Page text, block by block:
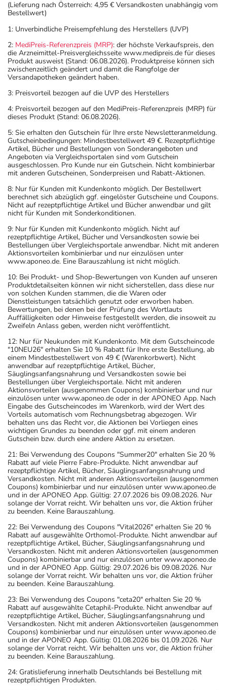
gewissenhafte Dosierung. Im Zweifelsfalle fragen Sie
Ihren Arzt oder Apotheker nach etwaigen Auswirkungen
oder Vorsichtsmaßnahmen.
Eine vom Arzt verordnete Dosierung kann von den
Angaben der Packungsbeilage abweichen. Da der Arzt sie
individuell abstimmt, sollten Sie das Arzneimittel daher
nach seinen Anweisungen anwenden.
Aufbewahrung
Wichtige Hinweise
Was sollten Sie beachten?
- Vorsicht: Das Reaktionsvermögen kann auch bei
bestimmungsgemäßem Gebrauch beeinträchtigt sein.
Achten Sie vor allem darauf, wenn Sie am Straßenverkehr
teilnehmen oder Maschinen (auch im Haushalt) bedienen,
mit denen Sie sich verletzen können.
- Durch plötzliches Absetzen können Probleme oder
Beschwerden auftreten. Deshalb sollte die Behandlung
langsam, das heißt mit einem schrittweisen
Ausschleichen der Dosis, beendet werden. Lassen Sie
sich dazu am besten von Ihrem Arzt oder Apotheker
beraten.
- Vorsicht bei Allergie gegen Propylenglykol und ähnliche
Stoffe!
- Vorsicht bei Allergie gegen Polyethylenglykol(PEG)-
- Es kann Arzneimittel geben, mit denen
Wechselwirkungen auftreten. Sie sollten deswegen
generell vor der Behandlung mit einem neuen
Arzneimittel jedes andere, das Sie bereits anwenden,
dem Arzt oder Apotheker angeben. Das gilt auch für
Arzneimittel, die Sie selbst kaufen, nur gelegentlich
anwenden oder deren Anwendung schon einige Zeit
zurückliegt.
Bitte verwenden Sie dieses Arzneimittel nicht mehr nach
dem auf der Packung oder der Umverpackung
angegebenen Verfallsdatum. Das Verfallsdatum bezieht
sich auf den letzten Tag des angegebenen Monats.
(Lieferung nach Österreich: 4,95 € Versandkosten unabhängig vom
Bestellwert)
1: Unverbindliche Preisempfehlung des Herstellers (UVP)
2: MediPreis-Referenzpreis (MRP): der höchste Verkaufspreis, den
die Arzneimittel-Preisvergleichsseite www.medipreis.de für dieses
Produkt ausweist (Stand: 06.08.2026). Produktpreise können sich
zwischenzeitlich geändert und damit die Rangfolge der
Versandapotheken geändert haben.
3: Preisvorteil bezogen auf die UVP des Herstellers
4: Preisvorteil bezogen auf den MediPreis-Referenzpreis (MRP) für
dieses Produkt (Stand: 06.08.2026).
5: Sie erhalten den Gutschein für Ihre erste Newsletteranmeldung.
Gutscheinbedingungen: Mindestbestellwert 49 €. Rezeptpflichtige
Artikel, Bücher und Bestellungen von Sonderangeboten und
Angeboten via Vergleichsportalen sind vom Gutschein
ausgeschlossen. Pro Kunde nur ein Gutschein. Nicht kombinierbar
mit anderen Gutscheinen, Sonderpreisen und Rabatt-Aktionen.
8: Nur für Kunden mit Kundenkonto möglich. Der Bestellwert
berechnet sich abzüglich ggf. eingelöster Gutscheine und Coupons.
Nicht auf rezeptpflichtige Artikel und Bücher anwendbar und gilt
nicht für Kunden mit Sonderkonditionen.
9: Nur für Kunden mit Kundenkonto möglich. Nicht auf
rezeptpflichtige Artikel, Bücher und Versandkosten sowie bei
Bestellungen über Vergleichsportale anwendbar. Nicht mit anderen
Aktionsvorteilen kombinierbar und nur einzulösen unter
www.aponeo.de. Eine Barauszahlung ist nicht möglich.
10: Bei Produkt- und Shop-Bewertungen von Kunden auf unseren
Produktdetailseiten können wir nicht sicherstellen, dass diese nur
von solchen Kunden stammen, die die Waren oder
Dienstleistungen tatsächlich genutzt oder erworben haben.
Bewertungen, bei denen bei der Prüfung des Wortlauts
Auffälligkeiten oder Hinweise festgestellt werden, die insoweit zu
Zweifeln Anlass geben, werden nicht veröffentlicht.
12: Nur für Neukunden mit Kundenkonto. Mit dem Gutscheincode
"10NEU26" erhalten Sie 10 % Rabatt für Ihre erste Bestellung, ab
einem Mindestbestellwert von 49 € (Warenkorbwert). Nicht
anwendbar auf rezeptpflichtige Artikel, Bücher,
Säuglingsanfangsnahrung und Versandkosten sowie bei
Bestellungen über Vergleichsportale. Nicht mit anderen
Aktionsvorteilen (ausgenommen Coupons) kombinierbar und nur
einzulösen unter www.aponeo.de oder in der APONEO App. Nach
Eingabe des Gutscheincodes im Warenkorb, wird der Wert des
Vorteils automatisch vom Rechnungsbetrag abgezogen. Wir
behalten uns das Recht vor, die Aktionen bei Vorliegen eines
wichtigen Grundes zu beenden oder ggf. mit einem anderen
Gutschein bzw. durch eine andere Aktion zu ersetzen.
21: Bei Verwendung des Coupons "Summer20" erhalten Sie 20 %
Rabatt auf viele Pierre Fabre-Produkte. Nicht anwendbar auf
rezeptpflichtige Artikel, Bücher, Säuglingsanfangsnahrung und
Versandkosten. Nicht mit anderen Aktionsvorteilen (ausgenommen
Coupons) kombinierbar und nur einzulösen unter www.aponeo.de
und in der APONEO App. Gültig: 27.07.2026 bis 09.08.2026. Nur
solange der Vorrat reicht. Wir behalten uns vor, die Aktion früher
zu beenden. Keine Barauszahlung.
22: Bei Verwendung des Coupons "Vital2026" erhalten Sie 20 %
Rabatt auf ausgewählte Orthomol-Produkte. Nicht anwendbar auf
rezeptpflichtige Artikel, Bücher, Säuglingsanfangsnahrung und
Versandkosten. Nicht mit anderen Aktionsvorteilen (ausgenommen
Coupons) kombinierbar und nur einzulösen unter www.aponeo.de
und in der APONEO App. Gültig: 29.07.2026 bis 09.08.2026. Nur
solange der Vorrat reicht. Wir behalten uns vor, die Aktion früher
zu beenden. Keine Barauszahlung.
23: Bei Verwendung des Coupons "ceta20" erhalten Sie 20 %
Rabatt auf ausgewählte Cetaphil-Produkte. Nicht anwendbar auf
rezeptpflichtige Artikel, Bücher, Säuglingsanfangsnahrung und
Versandkosten. Nicht mit anderen Aktionsvorteilen (ausgenommen
Coupons) kombinierbar und nur einzulösen unter www.aponeo.de
und in der APONEO App. Gültig: 01.08.2026 bis 01.09.2026. Nur
solange der Vorrat reicht. Wir behalten uns vor, die Aktion früher
zu beenden. Keine Barauszahlung.
24: Gratislieferung innerhalb Deutschlands bei Bestellung mit
rezeptpflichtigen Produkten.